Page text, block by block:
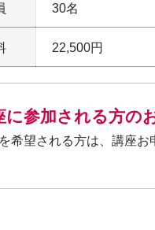
30名
22,500円
に参加される方の
希望される方は、講座